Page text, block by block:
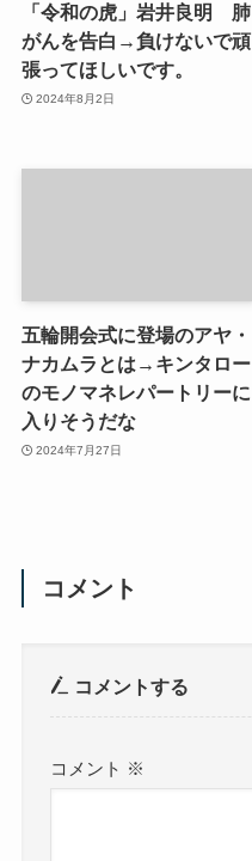
「令和の虎」岩井良明 肺
がんを告白→負けないで頑
張ってほしいです。
2024年8月2日
五輪開会式に登場のアヤ・
ナカムラとは→キンタロー
のモノマネレパートリーに
入りそうだな
2024年7月27日
コメント
コメントする
コメント ※